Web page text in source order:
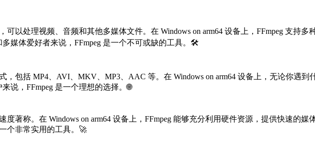
可以处理视频、音频和其他多媒体文件。在 Windows on arm64 设备上，FFmpeg 支持
媒体爱好者来说，FFmpeg 是一个不可或缺的工具。🛠️
，包括 MP4、AVI、MKV、MP3、AAC 等。在 Windows on arm64 设备上，无论你遇
说，FFmpeg 是一个理想的选择。🌐
度著称。在 Windows on arm64 设备上，FFmpeg 能够充分利用硬件资源，提供快速的
个非常实用的工具。🚀